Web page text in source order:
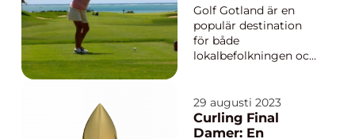
(house) för att vinna
poäng. För att utföra
detta...
Golf Gotland är en
populär destination
för både
lokalbefolkningen och
Ön erbjuder
fantastiska golfbanor
och en unik
29 augusti 2023
Curling Final
Damer: En